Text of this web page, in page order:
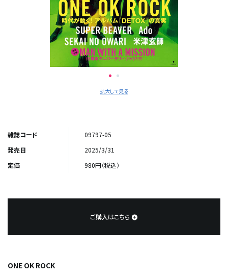
拡大して見る
雑誌コード
09797-05
発売日
2025/3/31
定価
980円（税込）
ご購入はこちら
ONE OK ROCK